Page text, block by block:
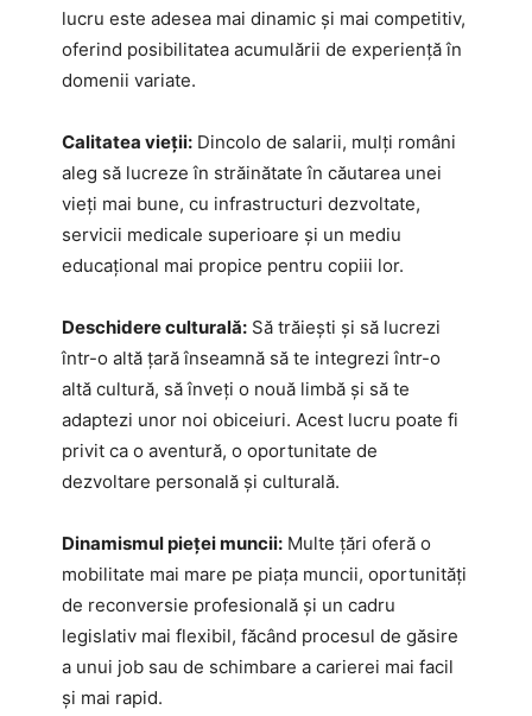
lucru este adesea mai dinamic și mai competitiv,
oferind posibilitatea acumulării de experiență în
domenii variate.
Calitatea vieții: Dincolo de salarii, mulți români
aleg să lucreze în străinătate în căutarea unei
vieți mai bune, cu infrastructuri dezvoltate,
servicii medicale superioare și un mediu
educațional mai propice pentru copiii lor.
Deschidere culturală: Să trăiești și să lucrezi
într-o altă țară înseamnă să te integrezi într-o
altă cultură, să înveți o nouă limbă și să te
adaptezi unor noi obiceiuri. Acest lucru poate fi
privit ca o aventură, o oportunitate de
dezvoltare personală și culturală.
Dinamismul pieței muncii: Multe țări oferă o
mobilitate mai mare pe piața muncii, oportunități
de reconversie profesională și un cadru
legislativ mai flexibil, făcând procesul de găsire
a unui job sau de schimbare a carierei mai facil
și mai rapid.